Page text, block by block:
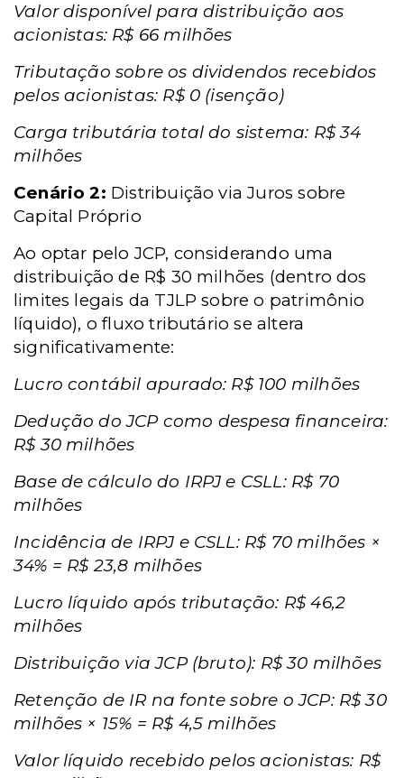
Valor disponível para distribuição aos
acionistas: R$ 66 milhões
Tributação sobre os dividendos recebidos
pelos acionistas: R$ 0 (isenção)
Carga tributária total do sistema: R$ 34
milhões
Cenário 2: Distribuição via Juros sobre
Capital Próprio
Ao optar pelo JCP, considerando uma
distribuição de R$ 30 milhões (dentro dos
limites legais da TJLP sobre o patrimônio
líquido), o fluxo tributário se altera
significativamente:
Lucro contábil apurado: R$ 100 milhões
Dedução do JCP como despesa financeira:
R$ 30 milhões
Base de cálculo do IRPJ e CSLL: R$ 70
milhões
Incidência de IRPJ e CSLL: R$ 70 milhões ×
34% = R$ 23,8 milhões
Lucro líquido após tributação: R$ 46,2
milhões
Distribuição via JCP (bruto): R$ 30 milhões
Retenção de IR na fonte sobre o JCP: R$ 30
milhões × 15% = R$ 4,5 milhões
Valor líquido recebido pelos acionistas: R$